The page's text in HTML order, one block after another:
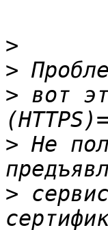
>
>
> вот
> Не
>